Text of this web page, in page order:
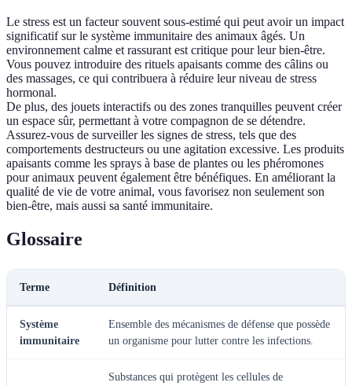
Le stress est un facteur souvent sous-estimé qui peut avoir un impact
significatif sur le système immunitaire des animaux âgés. Un
environnement calme et rassurant est critique pour leur bien-être.
Vous pouvez introduire des rituels apaisants comme des câlins ou
des massages, ce qui contribuera à réduire leur niveau de stress
hormonal.
De plus, des jouets interactifs ou des zones tranquilles peuvent créer
un espace sûr, permettant à votre compagnon de se détendre.
Assurez-vous de surveiller les signes de stress, tels que des
comportements destructeurs ou une agitation excessive. Les produits
apaisants comme les sprays à base de plantes ou les phéromones
pour animaux peuvent également être bénéfiques. En améliorant la
qualité de vie de votre animal, vous favorisez non seulement son
bien-être, mais aussi sa santé immunitaire.
Glossaire
Terme Définition
Système
immunitaire
Ensemble des mécanismes de défense que possède
un organisme pour lutter contre les infections.
Substances qui protègent les cellules de